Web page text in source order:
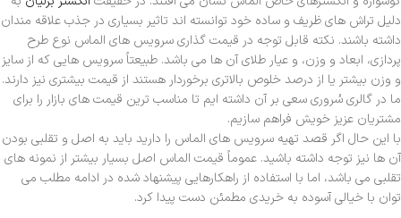
دلیل تراش های ظریف و ساده خود توانسته اند تاثیر بسیاری در جذب علاقه مندان
داشته باشند. نکته قابل توجه در قیمت گذاری سرویس های الماس نوع طرح
پردازی، ابعاد و وزن، و عیار طلای آن ها می باشد. طبیعتاً سرویس هایی که از سایز
و وزن بیشتر یا از درصد خلوص بالاتری برخوردار هستند از قیمت بیشتری نیز دارند.
ما در گالری سُروری سعی بر آن داشته ایم تا مناسب ترین قیمت های بازار را برای
مشتریان عزیز خویش فراهم سازیم.
با این حال اگر قصد تهیه سرویس های الماس را دارید باید به اصل و تقلبی بودن
آن ها نیز توجه داشته باشید. عموماً قیمت الماس اصل بسیار بیشتر از نمونه های
تقلبی می باشد، اما با استفاده از راهکارهایی پیشنهاد شده در ادامه مطلب می
توان با خیالی آسوده به خریدی مطمئن دست پیدا کرد.